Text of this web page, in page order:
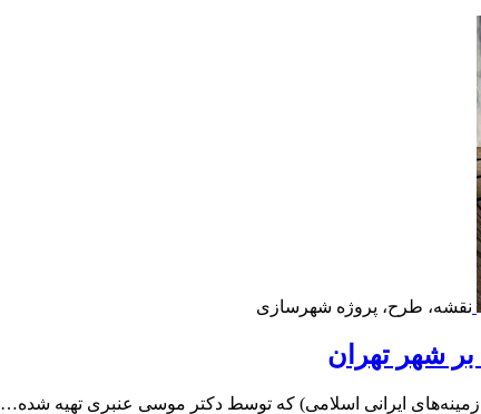
نقشه، طرح، پروژه شهرسازی
بر شهر تهران
ایرانی اسلامی) که توسط دکتر موسی عنبری تهیه شده…